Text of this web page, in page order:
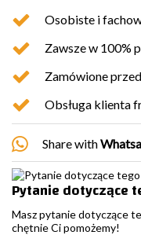
Osobiste i
Zawsze w 100%
Zamówione
Obsługa klienta
Share with
Pytanie dotyczące
Masz pytanie dotyczące
chętnie Ci pomożemy!